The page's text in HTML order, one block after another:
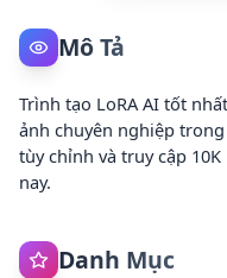
Mô Tả
Trình tạo LoRA AI tốt
ảnh chuyên nghiệp
tùy chỉnh và truy cập
nay.
Danh Mục